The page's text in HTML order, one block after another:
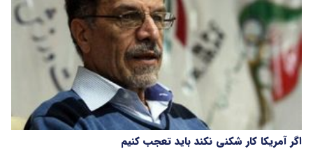
اگر آمریکا کار شکنی نکند باید تعجب کنیم